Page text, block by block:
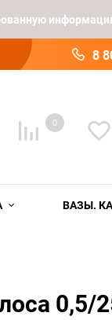
8
0
ВАЗЫ.
0,5/